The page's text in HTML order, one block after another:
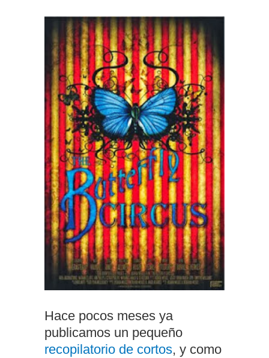
Hace pocos meses ya
publicamos un pequeño
recopilatorio de cortos, y como